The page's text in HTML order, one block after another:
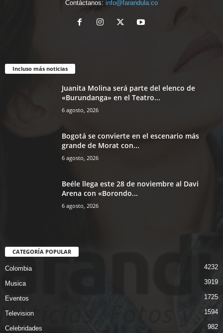
Contáctanos: info@farandula.co
Incluso más noticias
Juanita Molina será parte del elenco de
«Burundanga» en el Teatro...
6 agosto, 2026
Bogotá se convierte en el escenario más
grande de Morat con...
6 agosto, 2026
Beéle llega este 28 de noviembre al Davi
Arena con «Borondo...
6 agosto, 2026
CATEGORÍA POPULAR
Colombia 4232
Musica 3919
Eventos 1725
Television 1594
Celebridades 982